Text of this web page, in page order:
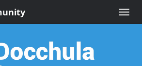
Toggle